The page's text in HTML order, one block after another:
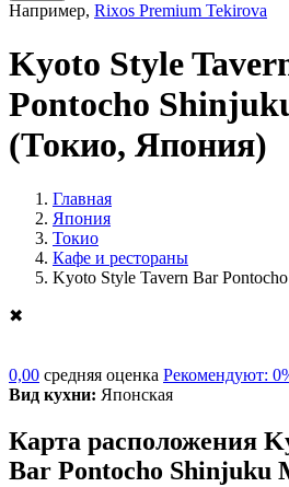
Например, Rixos Premium Tekirova
Kyoto Style
Pontocho
(Токио, Япония)
Главная
Япония
Токио
Кафе и рестораны
Kyoto Style Tavern Bar
✖
0,00 средняя оценка Рекомендуют:
Вид кухни: Японская
Карта расположения
Bar Pontocho Shinjuku